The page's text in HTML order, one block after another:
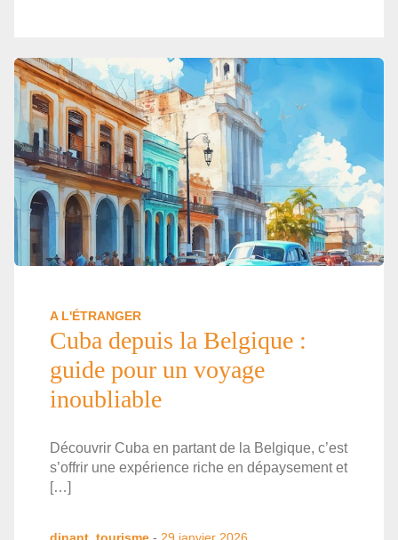
A L'ÉTRANGER
Cuba depuis la Belgique :
guide pour un voyage
inoubliable
Découvrir Cuba en partant de la Belgique, c’est
s’offrir une expérience riche en dépaysement et
[…]
dinant_tourisme - 29 janvier 2026